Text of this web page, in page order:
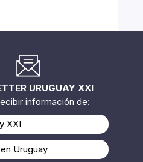
URUGUAY XXI
información de:
XXI
Uruguay